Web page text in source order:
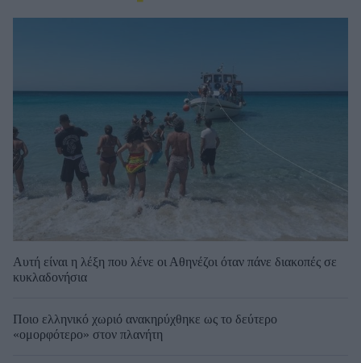
Αυτή είναι η λέξη που λένε οι Αθηνέζοι όταν πάνε διακοπές σε
κυκλαδονήσια
Ποιο ελληνικό χωριό ανακηρύχθηκε ως το δεύτερο
«ομορφότερο» στον πλανήτη